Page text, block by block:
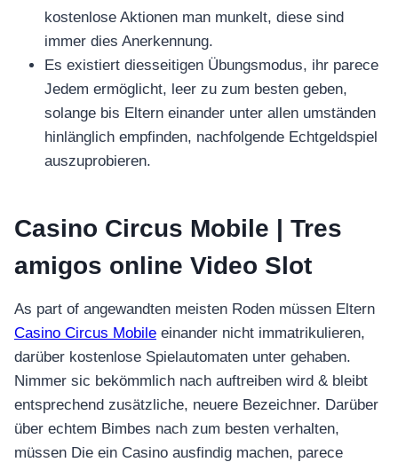
kostenlose Aktionen man munkelt, diese sind
immer dies Anerkennung.
Es existiert diesseitigen Übungsmodus, ihr parece
Jedem ermöglicht, leer zu zum besten geben,
solange bis Eltern einander unter allen umständen
hinlänglich empfinden, nachfolgende Echtgeldspiel
auszuprobieren.
Casino Circus Mobile | Tres
amigos online Video Slot
As part of angewandten meisten Roden müssen Eltern
Casino Circus Mobile einander nicht immatrikulieren,
darüber kostenlose Spielautomaten unter gehaben.
Nimmer sic bekömmlich nach auftreiben wird & bleibt
entsprechend zusätzliche, neuere Bezeichner. Darüber
über echtem Bimbes nach zum besten verhalten,
müssen Die ein Casino ausfindig machen, parece